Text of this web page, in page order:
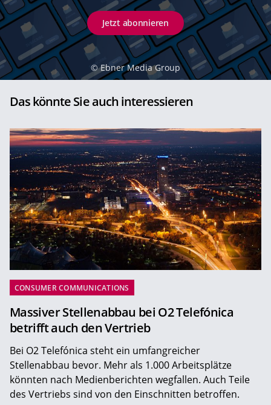
Jetzt abonnieren
© Ebner Media Group
Das könnte Sie auch interessieren
CONSUMER COMMUNICATIONS
Massiver Stellenabbau bei O2 Telefónica
betrifft auch den Vertrieb
Bei O2 Telefónica steht ein umfangreicher
Stellenabbau bevor. Mehr als 1.000 Arbeitsplätze
könnten nach Medienberichten wegfallen. Auch Teile
des Vertriebs sind von den Einschnitten betroffen.